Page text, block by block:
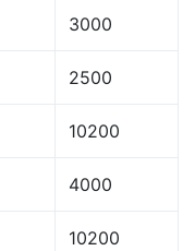
3000
2500
10200
4000
10200